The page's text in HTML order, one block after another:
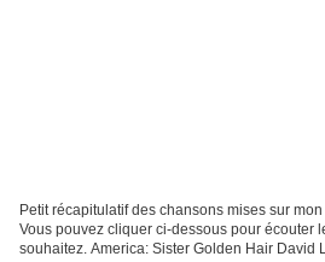
Petit récapitulatif des chansons mises sur
Vous pouvez cliquer ci-dessous pour écouter
souhaitez. America: Sister Golden Hair David